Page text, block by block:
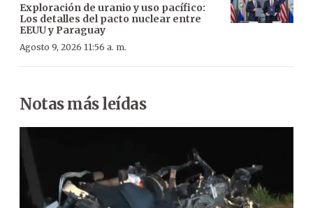
Exploración de uranio y uso pacífico:
Los detalles del pacto nuclear entre
EEUU y Paraguay
Agosto 9, 2026 11:56 a. m.
Notas más leídas